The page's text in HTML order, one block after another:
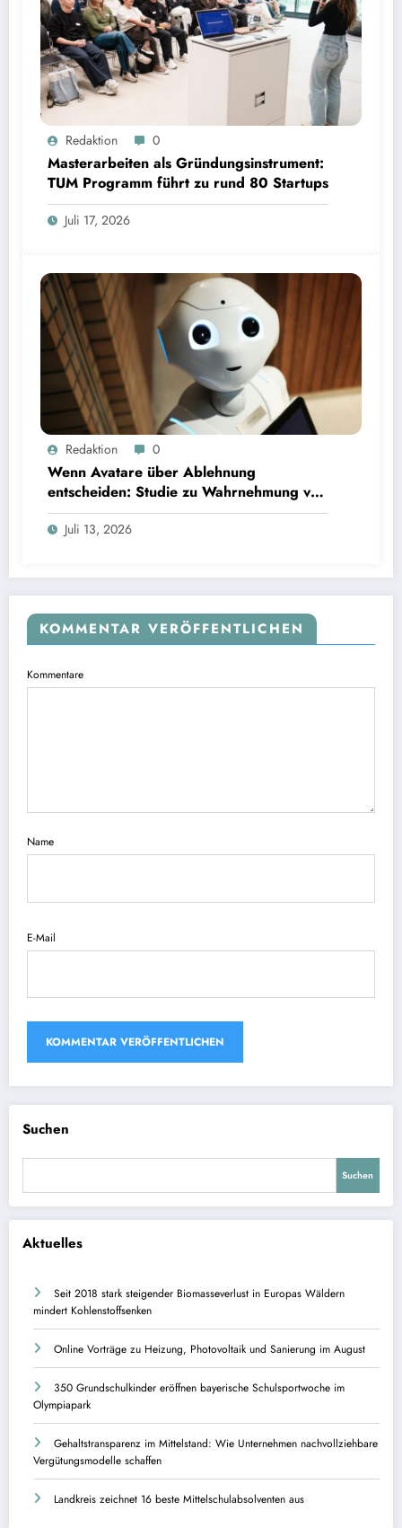
Masterarbeiten als Gründungsinstrument: TUM Programm führt zu rund 80 Startups | Bild:
TUM
Redaktion 0
Masterarbeiten als Gründungsinstrument:
TUM Programm führt zu rund 80 Startups
Juli 17, 2026
Wenn Avatare über Ablehnung entscheiden: Studie zu Wahrnehmung von Fairness bei KI-
InterviewsRedaktion 0
Wenn Avatare über Ablehnung
entscheiden: Studie zu Wahrnehmung von
Fairness bei KI-Interviews
Juli 13, 2026
KOMMENTAR VERÖFFENTLICHEN
Kommentare
Name
E-Mail
Suchen
Suchen
Aktuelles
Seit 2018 stark steigender Biomasseverlust in Europas Wäldern
mindert Kohlenstoffsenken
Online Vorträge zu Heizung, Photovoltaik und Sanierung im August
350 Grundschulkinder eröffnen bayerische Schulsportwoche im
Olympiapark
Gehaltstransparenz im Mittelstand: Wie Unternehmen nachvollziehbare
Vergütungsmodelle schaffen
Landkreis zeichnet 16 beste Mittelschulabsolventen aus